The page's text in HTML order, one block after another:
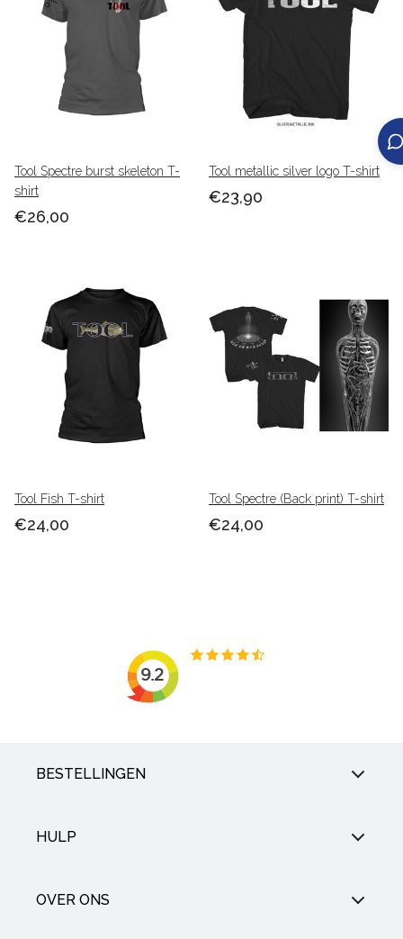
Tool Spectre burst skeleton T-
shirt
€26,00
Tool metallic silver logo T-shirt
€23,90
Tool Fish T-shirt
€24,00
Tool Spectre (Back print) T-shirt
€24,00
BESTELLINGEN
HULP
OVER ONS